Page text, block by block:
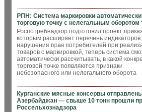
РПН: Система маркировки
торговую точку с нелегальным оборотом
Роспотребнадзор подготовил проект
которым расширяет перечень индикаторов
нарушения прав потребителей при
товаров с маркировкой, теперь система
автоматически рассчитывать, в какой
торговой точке появляются признаки
небезопасного или нелегального оборота
Курганские мясные консервы
Азербайджан — свыше 10 тонн прошли
Россельхознадзора